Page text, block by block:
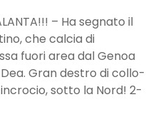
– Ha segnato il
che calcia di
fuori area dal Genoa
Gran destro di collo-
sotto la Nord! 2-